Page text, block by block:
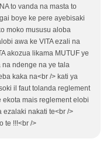
to vanda na masta to
boye ke pere ayebisaki
moko mususu aloba
awa ke VITA ezali na
akozua likama MUTUF ye
na ndenge na ye tala
kaka na<br /> kati ya
il faut tolanda reglement
mais reglement elobi
ezalaki nakati te<br />
te !!!<br />